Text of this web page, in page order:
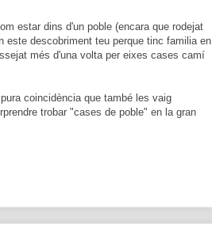
estar dins d'un poble (encara que rodejat
este descobriment teu perque tinc familia en
més d'una volta per eixes cases camí
coincidència que també les vaig
trobar "cases de poble" en la gran